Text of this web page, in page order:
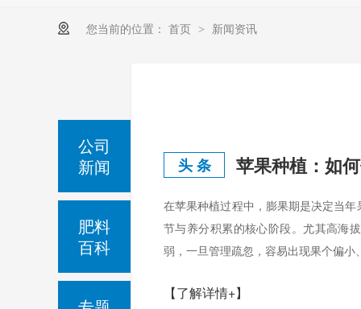
您当前的位置： 首页 > 新闻资讯
头 条 苹果种植：如
在苹果种植过程中，膨果期是决定当
节与养分积累的核心阶段。尤其高海
弱，一旦管理疏忽，容易出现果个偏
【了解详情+】
公司
新闻
肥料
百科